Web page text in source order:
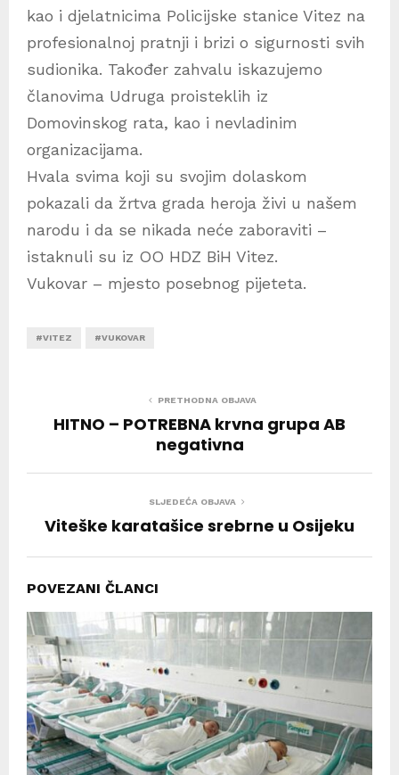
kao i djelatnicima Policijske stanice Vitez na
profesionalnoj pratnji i brizi o sigurnosti svih
sudionika. Također zahvalu iskazujemo
članovima Udruga proisteklih iz
Domovinskog rata, kao i nevladinim
organizacijama.
Hvala svima koji su svojim dolaskom
pokazali da žrtva grada heroja živi u našem
narodu i da se nikada neće zaboraviti –
istaknuli su iz OO HDZ BiH Vitez.
Vukovar – mjesto posebnog pijeteta.
#VITEZ #VUKOVAR
PRETHODNA OBJAVA
HITNO – POTREBNA krvna grupa AB
negativna
SLJEDEĆA OBJAVA
Viteške karatašice srebrne u Osijeku
POVEZANI ČLANCI